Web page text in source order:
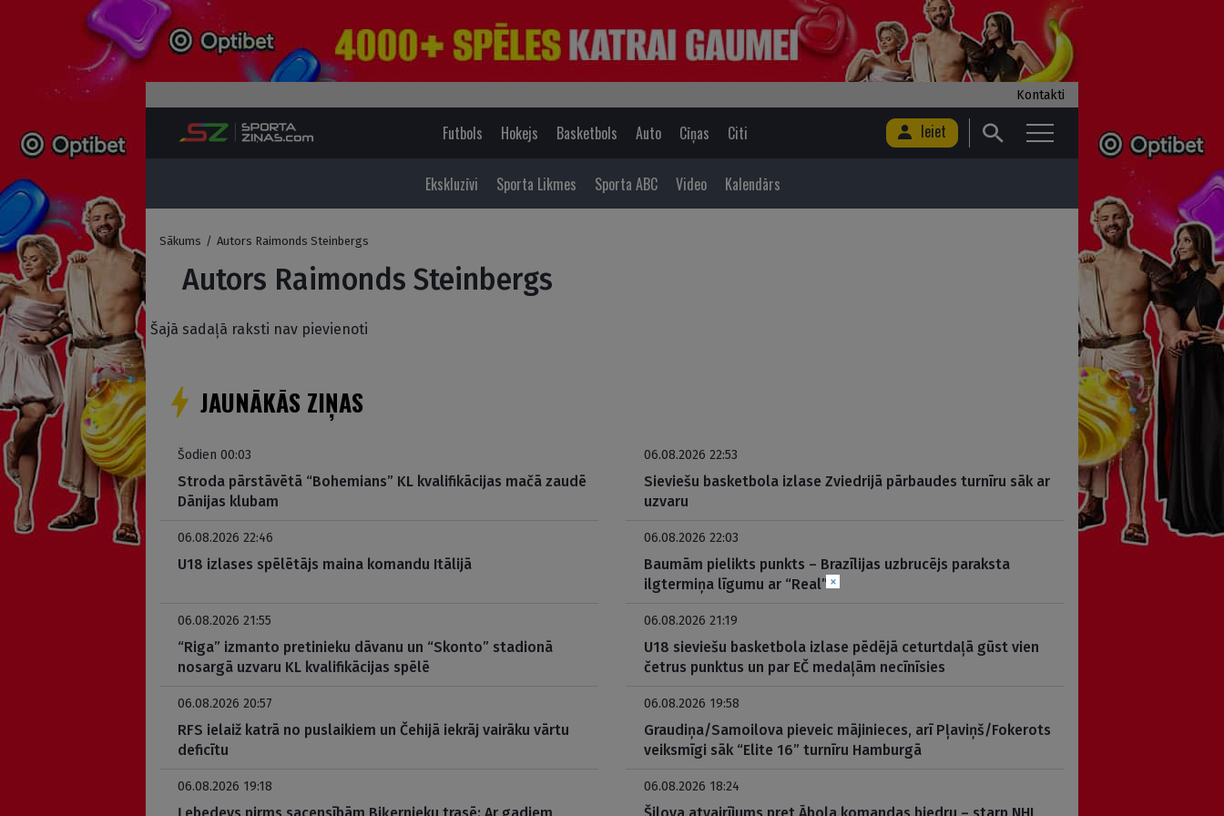
Kontakti
Futbols Hokejs Basketbols Auto Cīņas Citi Ieiet
Ekskluzīvi Sporta Likmes Sporta ABC Video Kalendārs
Sākums / Autors Raimonds Steinbergs
Autors Raimonds Steinbergs
Šajā sadaļā raksti nav pievienoti
JAUNĀKĀS ZIŅAS
Šodien 00:03
Stroda pārstāvētā “Bohemians” KL kvalifikācijas mačā zaudē
Dānijas klubam
06.08.2026 22:53
Sieviešu basketbola izlase Zviedrijā pārbaudes turnīru sāk ar
uzvaru
06.08.2026 22:46
U18 izlases spēlētājs maina komandu Itālijā
06.08.2026 22:03
Baumām pielikts punkts – Brazīlijas uzbrucējs paraksta
ilgtermiņa līgumu ar “Real”
06.08.2026 21:55
“Riga” izmanto pretinieku dāvanu un “Skonto” stadionā
nosargā uzvaru KL kvalifikācijas spēlē
06.08.2026 21:19
U18 sieviešu basketbola izlase pēdējā ceturtdaļā gūst vien
četrus punktus un par EČ medaļām necīnīsies
06.08.2026 20:57
RFS ielaiž katrā no puslaikiem un Čehijā iekrāj vairāku vārtu
deficītu
06.08.2026 19:58
Graudiņa/Samoilova pieveic mājinieces, arī Pļaviņš/Fokerots
veiksmīgi sāk “Elite 16” turnīru Hamburgā
06.08.2026 19:18 06.08.2026 18:24
×